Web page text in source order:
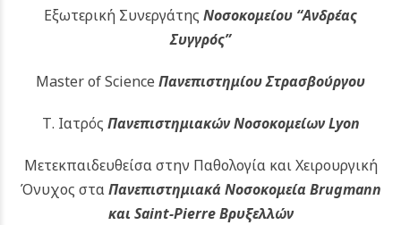
Εξωτερική Συνεργάτης Νοσοκομείου “Ανδρέας
Συγγρός”
Master of Science Πανεπιστημίου Στρασβούργου
Τ. Ιατρός Πανεπιστημιακών Νοσοκομείων Lyon
Μετεκπαιδευθείσα στην Παθολογία και Χειρουργική
Όνυχος σταΠανεπιστημιακά Νοσοκομεία Brugmann
και Saint-Pierre Βρυξελλών